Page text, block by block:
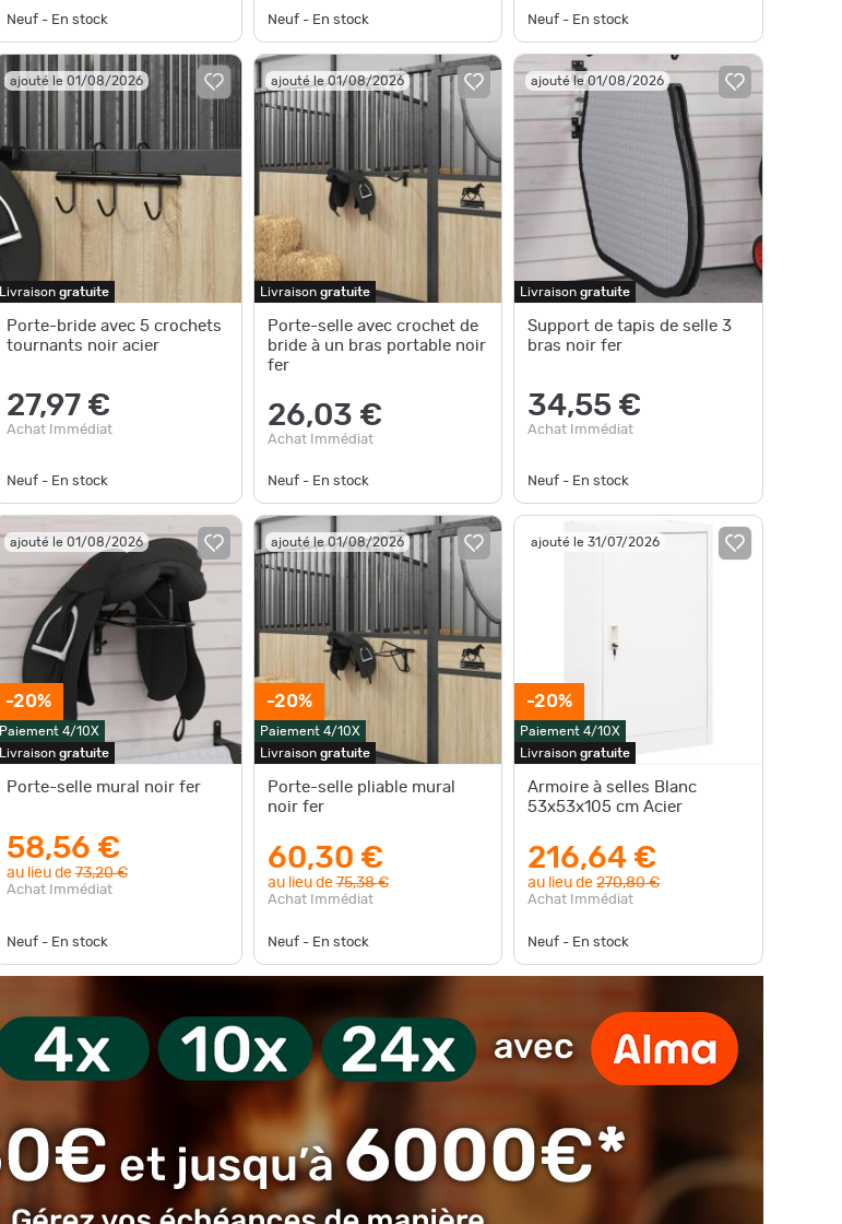
Neuf - En stock Neuf - En stock Neuf - En stock
ajouté le 01/08/2026
Livraison gratuite
Porte-bride avec 5 crochets
tournants noir acier
27,97 €
Achat Immédiat
Neuf - En stock
ajouté le 01/08/2026
Livraison gratuite
Porte-selle avec crochet de
bride à un bras portable noir
fer
26,03 €
Achat Immédiat
Neuf - En stock
ajouté le 01/08/2026
Livraisongratuite
Support de tapis de selle 3
bras noir fer
34,55 €
Achat Immédiat
Neuf - En stock
ajouté le 01/08/2026
-20%
Paiement 4/10X
Livraison gratuite
Porte-selle mural noir fer
58,56 €
au lieu de73,20 €
Achat Immédiat
Neuf - En stock
ajouté le 01/08/2026
-20%
Paiement 4/10X
Livraison gratuite
Porte-selle pliable mural
noir fer
60,30 €
au lieu de75,38 €
Achat Immédiat
Neuf - En stock
ajouté le 31/07/2026
-20%
Paiement 4/10X
Livraisongratuite
Armoire à selles Blanc
53x53x105 cm Acier
216,64 €
au lieu de270,80 €
Achat Immédiat
Neuf - En stock